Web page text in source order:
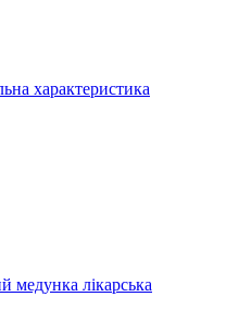
характеристика
медунка лікарська